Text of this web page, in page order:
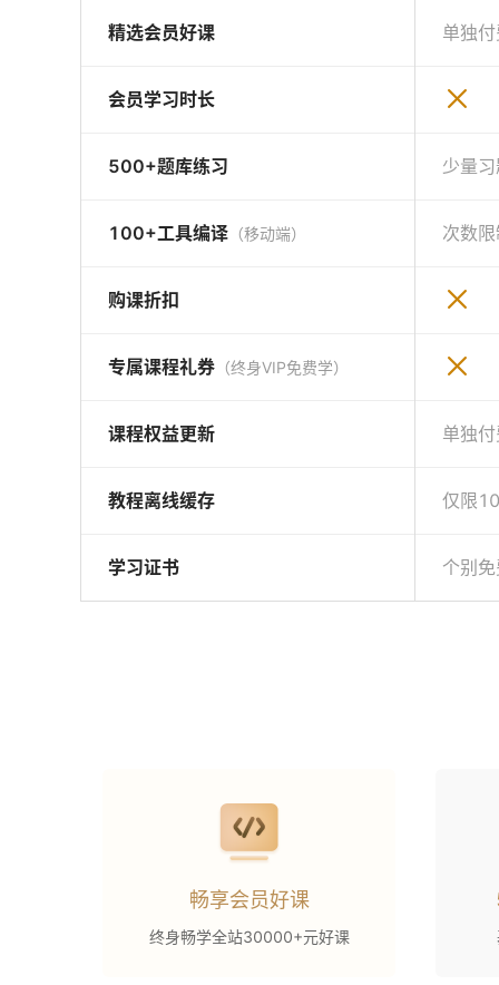
精选会员好课
会员学习时长
500+题库练习
100+工具编译 （移动端）
购课折扣
专属课程礼券 （终身VIP免费学）
课程权益更新
教程离线缓存
学习证书
单独
少量
次数
单独
仅限
个别
畅享会员好课
终身畅学全站30000+元好课